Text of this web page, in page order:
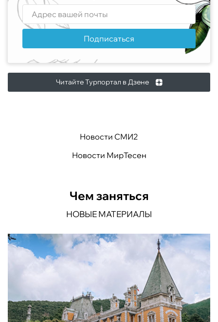
Подписаться
Читайте Турпортал в Дзене
Новости СМИ2
Новости МирТесен
Чем заняться
НОВЫЕ МАТЕРИАЛЫ